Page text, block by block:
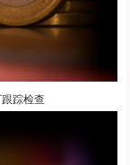
踪检查